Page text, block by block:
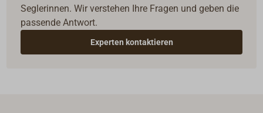
Seglerinnen. Wir verstehen Ihre Fragen und geben die
passende Antwort.
Experten kontaktieren